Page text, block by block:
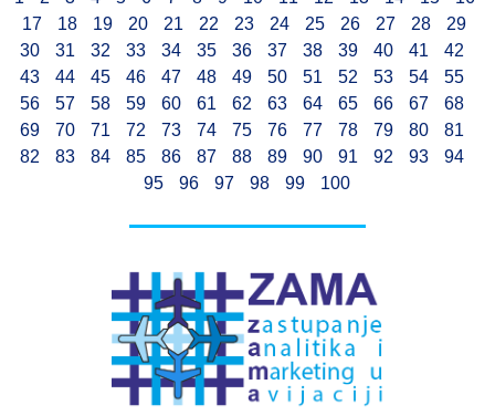
17
18 19 20 21 22 23 24 25 26 27 28
29
30
31 32 33 34 35 36 37 38 39 40 41
42
43
44 45 46 47 48 49 50 51 52 53 54
55
56
57 58 59 60 61 62 63 64 65 66 67
68
69
70 71 72 73 74 75 76 77 78 79 80
81
82
83 84 85 86 87 88 89 90 91 92 93
94
95
96 97 98 99 100